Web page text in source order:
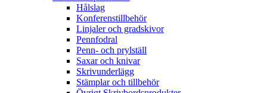
Hålslag
Konferenstillbehör
Linjaler och gradskivor
Pennfodral
Penn- och prylställ
Saxar och knivar
Skrivunderlägg
Stämplar och tillbehör